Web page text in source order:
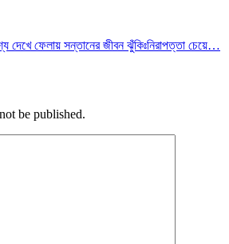
দেখে ফেলায় সন্তানের জীবন ঝুঁকিঃনিরাপত্তা চেয়ে…
be published.